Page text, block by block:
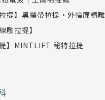
拉提】黑繃帶拉提•外輪廓精雕
雕拉提】
提】MINTLIFT 秘特拉提